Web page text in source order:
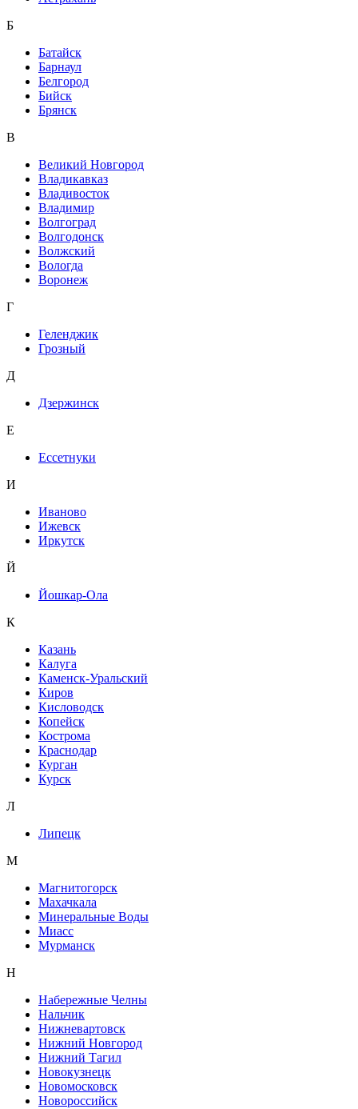
Б
Батайск
Барнаул
Белгород
Бийск
Брянск
В
Великий Новгород
Владикавказ
Владивосток
Владимир
Волгоград
Волгодонск
Волжский
Вологда
Воронеж
Г
Геленджик
Грозный
Д
Дзержинск
Е
Ессетнуки
И
Иваново
Ижевск
Иркутск
Й
Йошкар-Ола
К
Казань
Калуга
Каменск-Уральский
Киров
Кисловодск
Копейск
Кострома
Краснодар
Курган
Курск
Л
Липецк
М
Магнитогорск
Махачкала
Минеральные Воды
Миасс
Мурманск
Н
Набережные Челны
Нальчик
Нижневартовск
Нижний Новгород
Нижний Тагил
Новокузнецк
Новомосковск
Новороссийск